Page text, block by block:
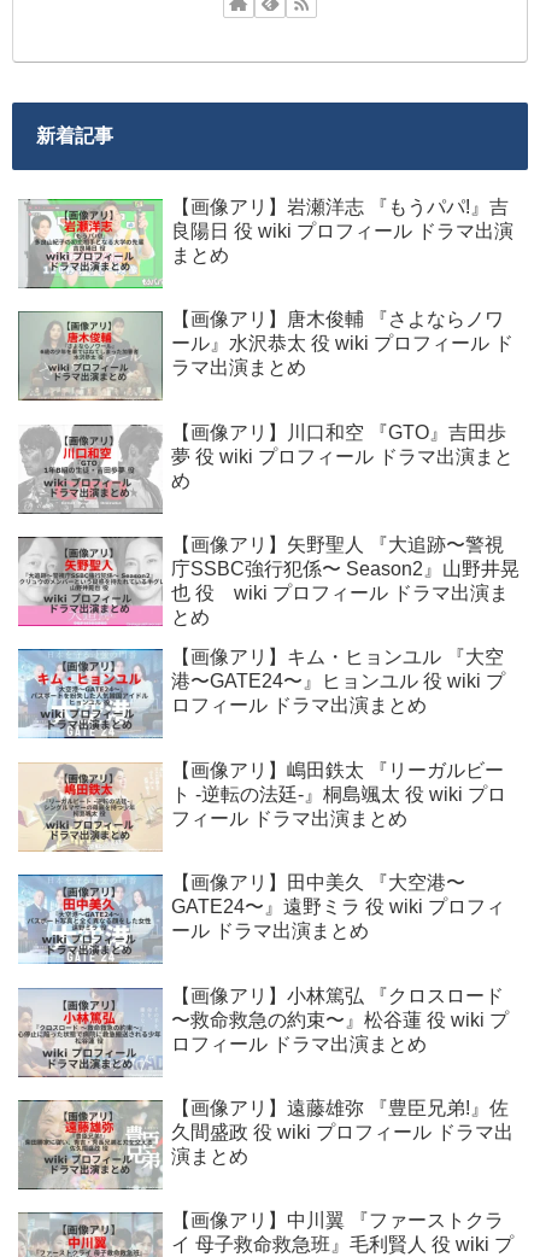
新着記事
【画像アリ】岩瀬洋志 『もうパパ!』吉
良陽日 役 wiki プロフィール ドラマ出演
まとめ
【画像アリ】唐木俊輔 『さよならノワ
ール』水沢恭太 役 wiki プロフィール ド
ラマ出演まとめ
【画像アリ】川口和空 『GTO』吉田歩
夢 役 wiki プロフィール ドラマ出演まと
め
【画像アリ】矢野聖人 『大追跡〜警視
庁SSBC強行犯係〜 Season2』山野井晃
也 役 wiki プロフィール ドラマ出演ま
とめ
【画像アリ】キム・ヒョンユル 『大空
港〜GATE24〜』ヒョンユル 役 wiki プ
ロフィール ドラマ出演まとめ
【画像アリ】嶋田鉄太 『リーガルビー
ト -逆転の法廷-』桐島颯太 役 wiki プロ
フィール ドラマ出演まとめ
【画像アリ】田中美久 『大空港〜
GATE24〜』遠野ミラ 役 wiki プロフィ
ール ドラマ出演まとめ
【画像アリ】小林篤弘 『クロスロード
〜救命救急の約束〜』松谷蓮 役 wiki プ
ロフィール ドラマ出演まとめ
【画像アリ】遠藤雄弥 『豊臣兄弟!』佐
久間盛政 役 wiki プロフィール ドラマ出
演まとめ
【画像アリ】中川翼 『ファーストクラ
イ 母子救命救急班』毛利賢人 役 wiki プ